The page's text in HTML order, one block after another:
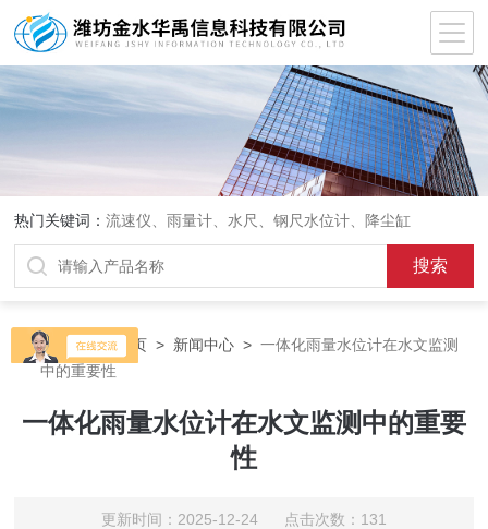
热门关键词：流速仪、雨量计、水尺、钢尺水位计、降尘缸
当前位置：首页 > 新闻中心 >一体化雨量水位计在水文监测
中的重要性
一体化雨量水位计在水文监测中的重要
性
更新时间：2025-12-24 点击次数：131